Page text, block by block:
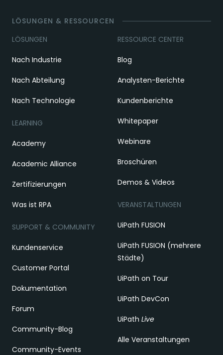
LÖSUNGEN & RESSOURCEN
LÖSUNGEN
Nach Industrie
Nach Abteilung
Nach Technologie
LEARNING
Academy
Academic Alliance
Zertifizierungen
Was ist RPA
SUPPORT & COMMUNITY
Kundenservice
Customer Portal
Dokumentation
Forum
Community-Blog
Community-Events
RESSOURCE CENTER
Blog
Analysten-Berichte
Kundenberichte
Whitepaper
Webinare
Broschüren
Demos & Videos
VERANSTALTUNGEN
UiPath FUSION
UiPath FUSION (mehrere
Städte)
UiPath on Tour
UiPath DevCon
UiPath Live
Alle Veranstaltungen